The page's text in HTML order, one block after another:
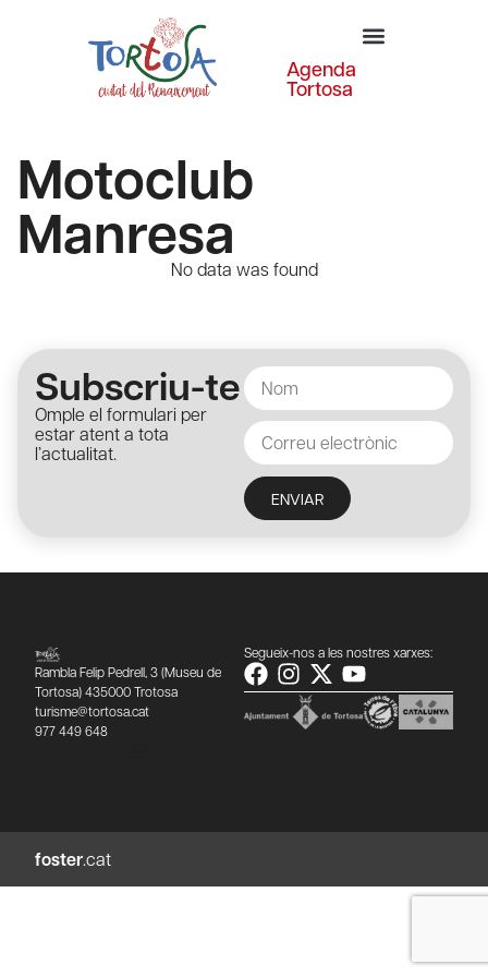
Agenda
Tortosa
Motoclub
ManresaNo data was found
Subscriu-te
Omple el formulari per
estar atent a tota
l’actualitat.
ENVIAR
Rambla Felip Pedrell, 3 (Museu de
Tortosa) 435000 Trotosa
turisme@tortosa.cat
977 449 648
Segueix-nos a les nostres xarxes:
foster.cat